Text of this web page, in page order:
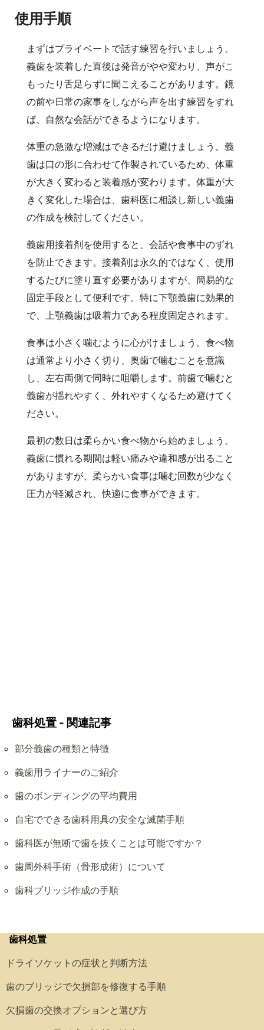
使用手順
まずはプライベートで話す練習を行いましょう。
義歯を装着した直後は発音がやや変わり、声がこ
もったり舌足らずに聞こえることがあります。鏡
の前や日常の家事をしながら声を出す練習をすれ
ば、自然な会話ができるようになります。
体重の急激な増減はできるだけ避けましょう。義
歯は口の形に合わせて作製されているため、体重
が大きく変わると装着感が変わります。体重が大
きく変化した場合は、歯科医に相談し新しい義歯
の作成を検討してください。
義歯用接着剤を使用すると、会話や食事中のずれ
を防止できます。接着剤は永久的ではなく、使用
するたびに塗り直す必要がありますが、簡易的な
固定手段として便利です。特に下顎義歯に効果的
で、上顎義歯は吸着力である程度固定されます。
食事は小さく噛むように心がけましょう。食べ物
は通常より小さく切り、奥歯で噛むことを意識
し、左右両側で同時に咀嚼します。前歯で噛むと
義歯が揺れやすく、外れやすくなるため避けてく
ださい。
最初の数日は柔らかい食べ物から始めましょう。
義歯に慣れる期間は軽い痛みや違和感が出ること
がありますが、柔らかい食事は噛む回数が少なく
圧力が軽減され、快適に食事ができます。
歯科処置 - 関連記事
部分義歯の種類と特徴
義歯用ライナーのご紹介
歯のボンディングの平均費用
自宅でできる歯科用具の安全な滅菌手順
歯科医が無断で歯を抜くことは可能ですか？
歯周外科手術（骨形成術）について
歯科ブリッジ作成の手順
歯科処置
ドライソケットの症状と判断方法
歯のブリッジで欠損部を修復する手順
欠損歯の交換オプションと選び方